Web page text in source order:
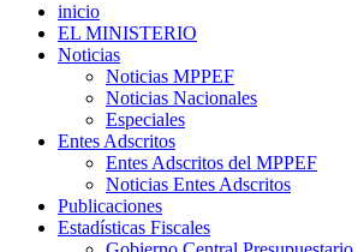
inicio
EL MINISTERIO
Noticias
Noticias MPPEF
Noticias Nacionales
Especiales
Entes Adscritos
Entes Adscritos del MPPEF
Noticias Entes Adscritos
Publicaciones
Estadísticas Fiscales